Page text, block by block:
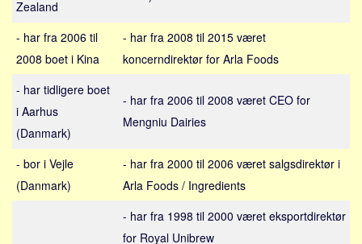
Thailand
Italien
Grækenland
USA
Alle
Nøgleord
Bolig
Job
Zealand
- har fra 2006 til
2008 boet i Kina
- har fra 2008 til 2015 været
koncerndirektør for Arla Foods
- har tidligere boet
i Aarhus
(Danmark)
- har fra 2006 til 2008 været CEO for
Mengniu Dairies
- bor i Vejle
(Danmark)
- har fra 2000 til 2006 været salgsdirektør i
Arla Foods / Ingredients
- har fra 1998 til 2000 været eksportdirektør
for Royal Unibrew